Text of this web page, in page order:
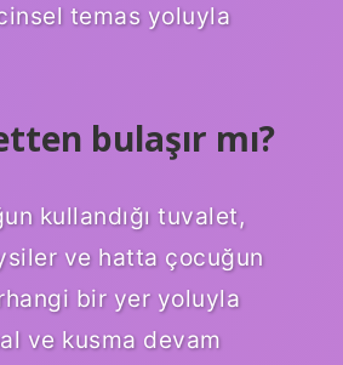
temas yoluyla
bulaşır mı?
kullandığı tuvalet,
ve hatta çocuğun
bir yer yoluyla
ve kusma devam